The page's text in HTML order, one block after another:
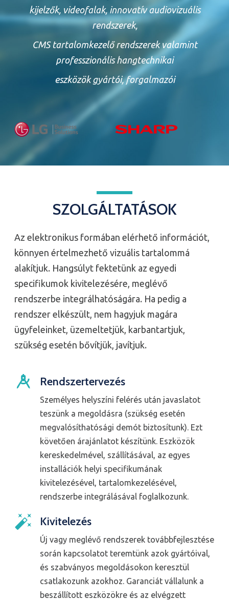
kijelzők, videofalak, innovatív audiovizuális
rendszerek,
CMS tartalomkezelő rendszerek valamint
professzionális hangtechnikai
eszközök gyártói, forgalmazói
SZOLGÁLTATÁSOK
Az elektronikus formában elérhető információt,
könnyen értelmezhető vizuális tartalommá
alakítjuk. Hangsúlyt fektetünk az egyedi
specifikumok kivitelezésére, meglévő
rendszerbe integrálhatóságára. Ha pedig a
rendszer elkészült, nem hagyjuk magára
ügyfeleinket, üzemeltetjük, karbantartjuk,
szükség esetén bővítjük, javítjuk.
Rendszertervezés
Személyes helyszíni felérés után javaslatot
teszünk a megoldásra (szükség esetén
megvalósíthatósági demót biztosítunk). Ezt
követően árajánlatot készítünk. Eszközök
kereskedelmével, szállításával, az egyes
installációk helyi specifikumának
kivitelezésével, tartalomkezelésével,
rendszerbe integrálásával foglalkozunk.
Kivitelezés
Új vagy meglévő rendszerek továbbfejlesztése
során kapcsolatot teremtünk azok gyártóival,
és szabványos megoldásokon keresztül
csatlakozunk azokhoz. Garanciát vállalunk a
beszállított eszközökre és az elvégzett